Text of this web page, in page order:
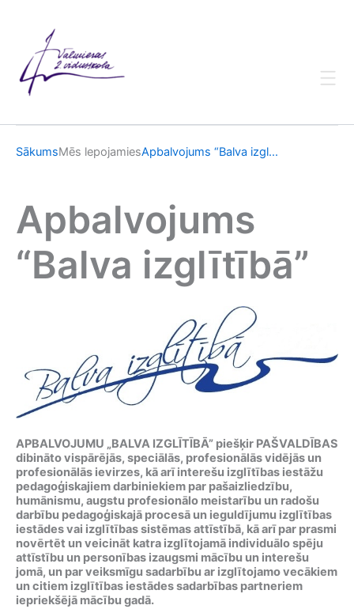
SākumsMēs lepojamiesApbalvojums “Balva izgl...
Apbalvojums
“Balva izglītībā”
APBALVOJUMU „BALVA IZGLĪTĪBĀ” piešķir PAŠVALDĪBAS
dibināto vispārējās, speciālās, profesionālās vidējās un
profesionālās ievirzes, kā arī interešu izglītības iestāžu
pedagoģiskajiem darbiniekiem par pašaizliedzību,
humānismu, augstu profesionālo meistarību un radošu
darbību pedagoģiskajā procesā un ieguldījumu izglītības
iestādes vai izglītības sistēmas attīstībā, kā arī par prasmi
novērtēt un veicināt katra izglītojamā individuālo spēju
attīstību un personības izaugsmi mācību un interešu
jomā, un par veiksmīgu sadarbību ar izglītojamo vecākiem
un citiem izglītības iestādes sadarbības partneriem
iepriekšējā mācību gadā.